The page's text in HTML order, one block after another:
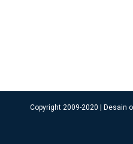
Copyright 2009-2020 | Desain